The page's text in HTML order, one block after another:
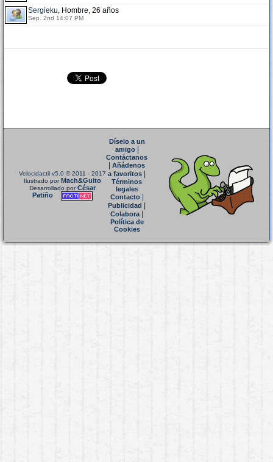
Sergieku, Hombre, 26 años
Sep. 2nd 14:07 PM
Velocidactil v5.0 © 2011 - 2017
Ilustrado porMach&Guito
Desarrollado porCésar
Patiño
Díselo a un
amigo|
Contáctanos
Añádenos
a favoritos
Términos
legales
Contacto|
Publicidad
Colabora|
Política de
Cookies